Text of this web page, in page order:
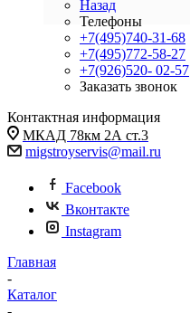
Назад
Телефоны
+7(495)740-31-68
+7(495)772-58-27
+7(926)520- 02-57
Заказать звонок
Контактная информация
МКАД 78км 2А ст.3
migstroyservis@mail.ru
Facebook
Вконтакте
Instagram
Главная
-
Каталог